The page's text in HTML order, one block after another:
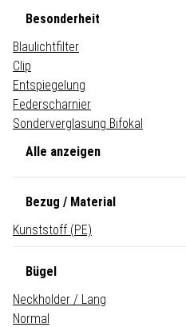
Besonderheit
Blaulichtfilter
Clip
Entspiegelung
Federscharnier
Sonderverglasung Bifokal
Alle anzeigen
Bezug / Material
Kunststoff (PE)
Bügel
Neckholder / Lang
Normal